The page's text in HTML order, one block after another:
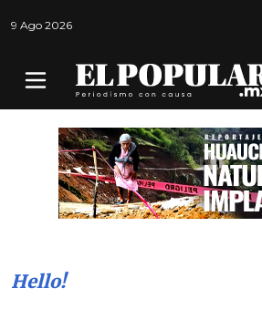
9 Ago 2026
Hello!